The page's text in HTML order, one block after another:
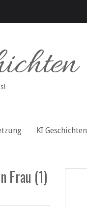
KI Geschichten
Frau (1)